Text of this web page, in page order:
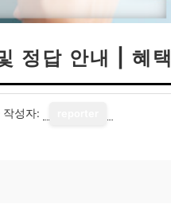
정답 안내 | 혜
작성자: